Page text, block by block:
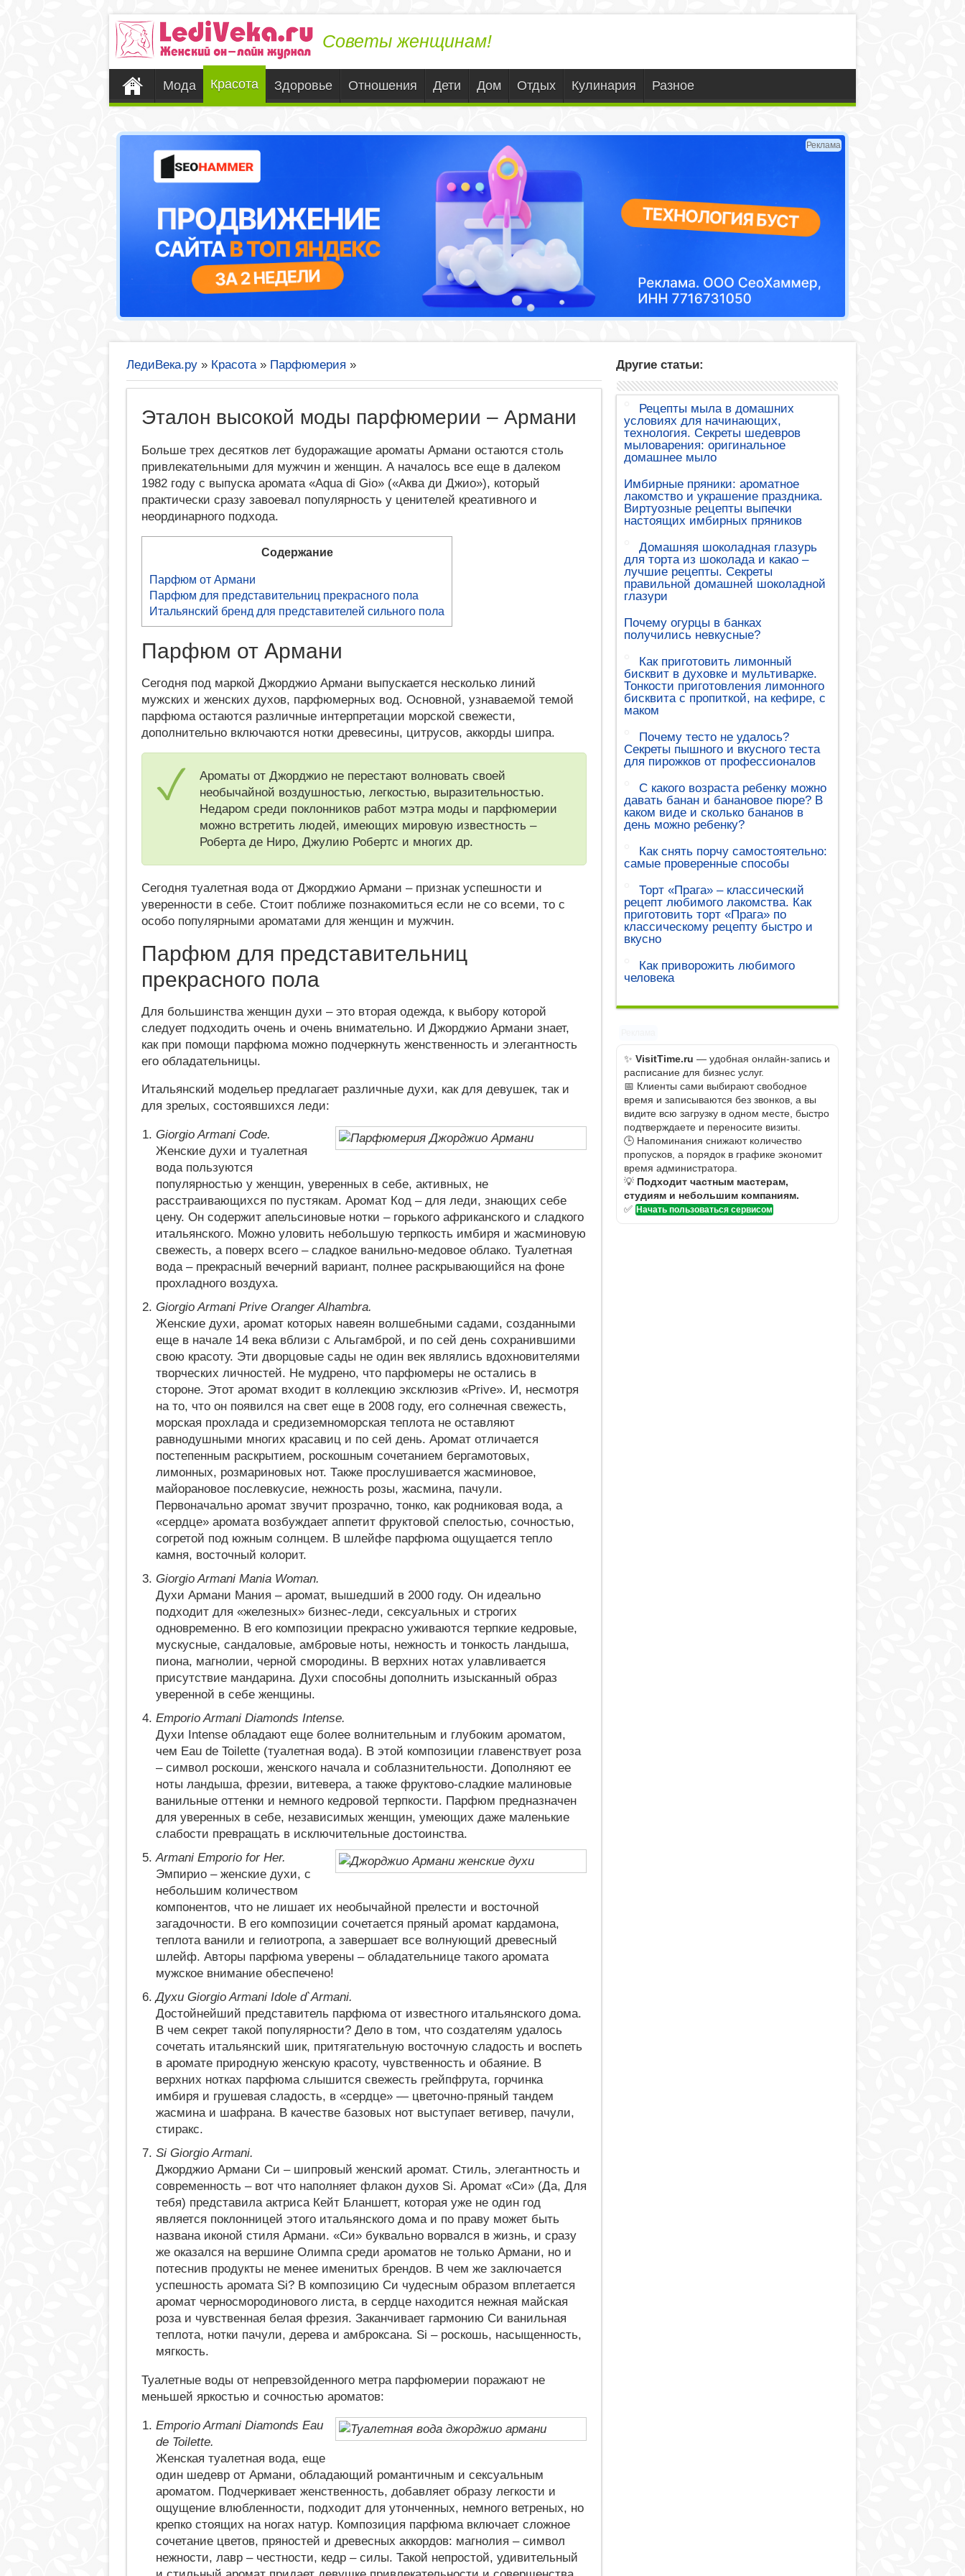
Советы женщинам!
Мода Красота Здоровье Отношения Дети Дом Отдых Кулинария Разное
Реклама
ЛедиВека.ру » Красота » Парфюмерия »
Эталон высокой моды парфюмерии – Армани
Больше трех десятков лет будоражащие ароматы Армани остаются столь
привлекательными для мужчин и женщин. А началось все еще в далеком
1982 году с выпуска аромата «Aqua di Gio» («Аква ди Джио»), который
практически сразу завоевал популярность у ценителей креативного и
неординарного подхода.
Содержание
Парфюм от Армани
Парфюм для представительниц прекрасного пола
Итальянский бренд для представителей сильного пола
Парфюм от Армани
Сегодня под маркой Джорджио Армани выпускается несколько линий
мужских и женских духов, парфюмерных вод. Основной, узнаваемой темой
парфюма остаются различные интерпретации морской свежести,
дополнительно включаются нотки древесины, цитрусов, аккорды шипра.
Ароматы от Джорджио не перестают волновать своей
необычайной воздушностью, легкостью, выразительностью.
Недаром среди поклонников работ мэтра моды и парфюмерии
можно встретить людей, имеющих мировую известность –
Роберта де Ниро, Джулию Робертс и многих др.
Сегодня туалетная вода от Джорджио Армани – признак успешности и
уверенности в себе. Стоит поближе познакомиться если не со всеми, то с
особо популярными ароматами для женщин и мужчин.
Парфюм для представительниц
прекрасного пола
Для большинства женщин духи – это вторая одежда, к выбору которой
следует подходить очень и очень внимательно. И Джорджио Армани знает,
как при помощи парфюма можно подчеркнуть женственность и элегантность
его обладательницы.
Итальянский модельер предлагает различные духи, как для девушек, так и
для зрелых, состоявшихся леди:
Giorgio Armani Code.
Женские духи и туалетная
вода пользуются
популярностью у женщин, уверенных в себе, активных, не
расстраивающихся по пустякам. Аромат Код – для леди, знающих себе
цену. Он содержит апельсиновые нотки – горького африканского и сладкого
итальянского. Можно уловить небольшую терпкость имбиря и жасминовую
свежесть, а поверх всего – сладкое ванильно-медовое облако. Туалетная
вода – прекрасный вечерний вариант, полнее раскрывающийся на фоне
прохладного воздуха.
Giorgio Armani Prive Oranger Alhambra.
Женские духи, аромат которых навеян волшебными садами, созданными
еще в начале 14 века вблизи с Альгамброй, и по сей день сохранившими
свою красоту. Эти дворцовые сады не один век являлись вдохновителями
творческих личностей. Не мудрено, что парфюмеры не остались в
стороне. Этот аромат входит в коллекцию эксклюзив «Prive». И, несмотря
на то, что он появился на свет еще в 2008 году, его солнечная свежесть,
морская прохлада и средиземноморская теплота не оставляют
равнодушными многих красавиц и по сей день. Аромат отличается
постепенным раскрытием, роскошным сочетанием бергамотовых,
лимонных, розмариновых нот. Также прослушивается жасминовое,
майорановое послевкусие, нежность розы, жасмина, пачули.
Первоначально аромат звучит прозрачно, тонко, как родниковая вода, а
«сердце» аромата возбуждает аппетит фруктовой спелостью, сочностью,
согретой под южным солнцем. В шлейфе парфюма ощущается тепло
камня, восточный колорит.
Giorgio Armani Mania Woman.
Духи Армани Мания – аромат, вышедший в 2000 году. Он идеально
подходит для «железных» бизнес-леди, сексуальных и строгих
одновременно. В его композиции прекрасно уживаются терпкие кедровые,
мускусные, сандаловые, амбровые ноты, нежность и тонкость ландыша,
пиона, магнолии, черной смородины. В верхних нотах улавливается
присутствие мандарина. Духи способны дополнить изысканный образ
уверенной в себе женщины.
Emporio Armani Diamonds Intense.
Духи Intense обладают еще более волнительным и глубоким ароматом,
чем Eau de Toilette (туалетная вода). В этой композиции главенствует роза
– символ роскоши, женского начала и соблазнительности. Дополняют ее
ноты ландыша, фрезии, витевера, а также фруктово-сладкие малиновые
ванильные оттенки и немного кедровой терпкости. Парфюм предназначен
для уверенных в себе, независимых женщин, умеющих даже маленькие
слабости превращать в исключительные достоинства.
Armani Emporio for Her.
Эмпирио – женские духи, с
небольшим количеством
компонентов, что не лишает их необычайной прелести и восточной
загадочности. В его композиции сочетается пряный аромат кардамона,
теплота ванили и гелиотропа, а завершает все волнующий древесный
шлейф. Авторы парфюма уверены – обладательнице такого аромата
мужское внимание обеспечено!
Духи Giorgio Armani Idole d`Armani.
Достойнейший представитель парфюма от известного итальянского дома.
В чем секрет такой популярности? Дело в том, что создателям удалось
сочетать итальянский шик, притягательную восточную сладость и воспеть
в аромате природную женскую красоту, чувственность и обаяние. В
верхних нотках парфюма слышится свежесть грейпфрута, горчинка
имбиря и грушевая сладость, в «сердце» — цветочно-пряный тандем
жасмина и шафрана. В качестве базовых нот выступает ветивер, пачули,
стиракс.
Si Giorgio Armani.
Джорджио Армани Си – шипровый женский аромат. Стиль, элегантность и
современность – вот что наполняет флакон духов Si. Аромат «Си» (Да, Для
тебя) представила актриса Кейт Бланшетт, которая уже не один год
является поклонницей этого итальянского дома и по праву может быть
названа иконой стиля Армани. «Си» буквально ворвался в жизнь, и сразу
же оказался на вершине Олимпа среди ароматов не только Армани, но и
потеснив продукты не менее именитых брендов. В чем же заключается
успешность аромата Si? В композицию Си чудесным образом вплетается
аромат черносмородинового листа, в сердце находится нежная майская
роза и чувственная белая фрезия. Заканчивает гармонию Си ванильная
теплота, нотки пачули, дерева и амброксана. Si – роскошь, насыщенность,
мягкость.
Туалетные воды от непревзойденного метра парфюмерии поражают не
меньшей яркостью и сочностью ароматов:
Emporio Armani Diamonds Eau
de Toilette.
Женская туалетная вода, еще
один шедевр от Армани, обладающий романтичным и сексуальным
ароматом. Подчеркивает женственность, добавляет образу легкости и
ощущение влюбленности, подходит для утонченных, немного ветреных, но
крепко стоящих на ногах натур. Композиция парфюма включает сложное
сочетание цветов, пряностей и древесных аккордов: магнолия – символ
нежности, лавр – честности, кедр – силы. Такой непростой, удивительный
Другие статьи:
Рецепты мыла в домашних
условиях для начинающих,
технология. Секреты шедевров
мыловарения: оригинальное
домашнее мыло
Имбирные пряники: ароматное
лакомство и украшение праздника.
Виртуозные рецепты выпечки
настоящих имбирных пряников
Домашняя шоколадная глазурь
для торта из шоколада и какао –
лучшие рецепты. Секреты
правильной домашней шоколадной
глазури
Почему огурцы в банках
получились невкусные?
Как приготовить лимонный
бисквит в духовке и мультиварке.
Тонкости приготовления лимонного
бисквита с пропиткой, на кефире, с
маком
Почему тесто не удалось?
Секреты пышного и вкусного теста
для пирожков от профессионалов
С какого возраста ребенку можно
давать банан и банановое пюре? В
каком виде и сколько бананов в
день можно ребенку?
Как снять порчу самостоятельно:
самые проверенные способы
Торт «Прага» – классический
рецепт любимого лакомства. Как
приготовить торт «Прага» по
классическому рецепту быстро и
вкусно
Как приворожить любимого
человека
✨ VisitTime.ru — удобная онлайн-запись и
расписание для бизнес услуг.
📅 Клиенты сами выбирают свободное
время и записываются без звонков, а вы
видите всю загрузку в одном месте, быстро
подтверждаете и переносите визиты.
🕒 Напоминания снижают количество
пропусков, а порядок в графике экономит
время администратора.
💡 Подходит частным мастерам,
студиям и небольшим компаниям.
✅ Начать пользоваться сервисом